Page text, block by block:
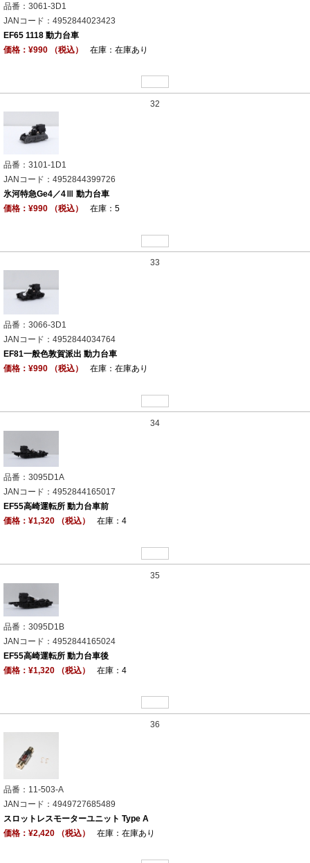
品番：3061-3D1
JANコード：4952844023423
EF65 1118 動力台車
価格：¥990 （税込）
在庫：在庫あり
32
品番：3101-1D1
JANコード：4952844399726
氷河特急Ge4／4Ⅲ 動力台車
価格：¥990 （税込）
在庫：5
33
品番：3066-3D1
JANコード：4952844034764
EF81一般色敦賀派出 動力台車
価格：¥990 （税込）
在庫：在庫あり
34
品番：3095D1A
JANコード：4952844165017
EF55高崎運転所 動力台車前
価格：¥1,320 （税込）
在庫：4
35
品番：3095D1B
JANコード：4952844165024
EF55高崎運転所 動力台車後
価格：¥1,320 （税込）
在庫：4
36
品番：11-503-A
JANコード：4949727685489
スロットレスモーターユニット Type A
価格：¥2,420 （税込）
在庫：在庫あり